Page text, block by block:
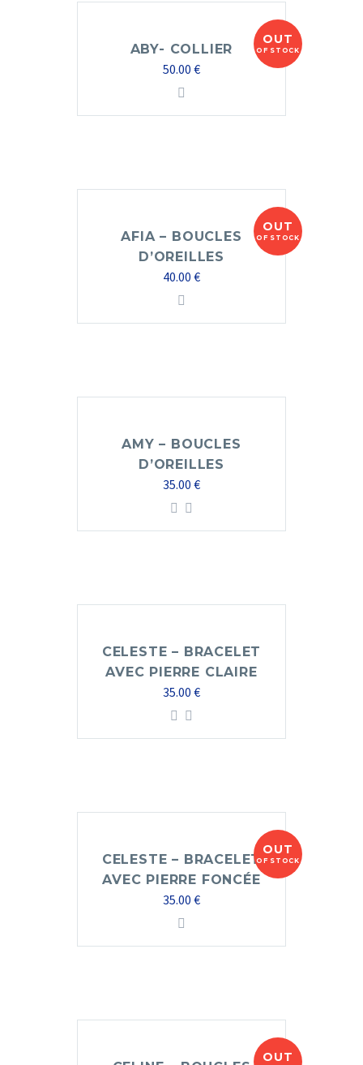
OUT
OF STOCK
ABY- COLLIER
50.00 €
OUT
OF STOCK
AFIA – BOUCLES
D’OREILLES
40.00 €
AMY – BOUCLES
D’OREILLES
35.00 €
CELESTE – BRACELET
AVEC PIERRE CLAIRE
35.00 €
OUT
OF STOCK
CELESTE – BRACELET
AVEC PIERRE FONCÉE
35.00 €
OUT